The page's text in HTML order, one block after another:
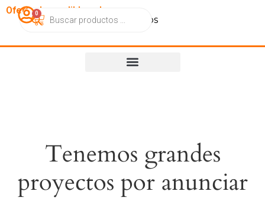
OfertasImperdibles.cl
CatálogoContactoNosotros
0
Tenemos grandes
proyectos por anunciar